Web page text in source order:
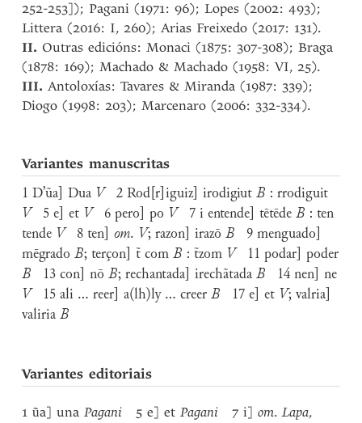
252-253]); Pagani (1971: 96); Lopes (2002: 493);
Littera (2016: I, 260); Arias Freixedo (2017: 131).
II. Outras edicións: Monaci (1875: 307-308); Braga
(1878: 169); Machado & Machado (1958: VI, 25).
III. Antoloxías: Tavares & Miranda (1987: 339);
Diogo (1998: 203); Marcenaro (2006: 332-334).
Variantes manuscritas
1 D’ũa] Dua V 2 Rod[r]iguiz] irodigiutB : rrodiguit
V 5 e] et V 6 pero] po V 7 i entende] tētēdeB : ten
tende V 8 ten] om. V; razon] irazōB 9 menguado]
mēgradoB; terçon] t̃ comB : t̃zom V 11 podar] poder
B 13 con] nōB; rechantada] irechãtadaB 14 nen] ne
V 15 ali ... reer] a(lh)ly ... creerB 17 e] et V; valria]
valiriaB
Variantes editoriais
1 ũa] unaPagani5 e] etPagani7 i]om.Lapa,